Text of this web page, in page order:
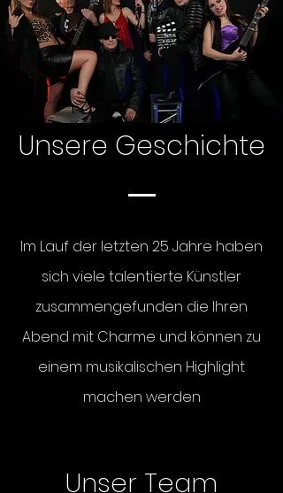
Unsere Geschichte
Im Lauf der letzten 25 Jahre haben
sich viele talentierte Künstler
zusammengefunden die Ihren
Abend mit Charme und können zu
einem musikalischen Highlight
machen werden
Unser Team